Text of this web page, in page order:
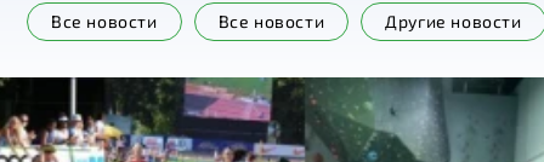
Другие новости
Все новости
Все новости